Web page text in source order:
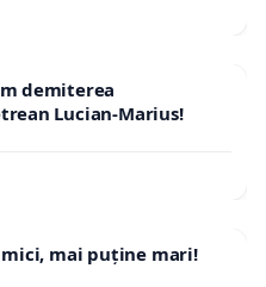
demiterea
Lucian-Marius!
mai puține mari!